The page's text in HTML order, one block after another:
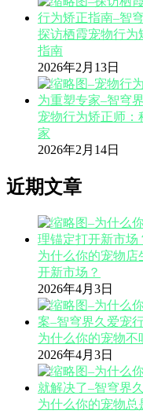
探访栖霞宠物行为
指南
2026年2月13日
宠物行为矫正师
家
2026年2月14日
近期文章
为什么你的宠物
开新市场？
2026年4月3日
为什么你的宠物不
2026年4月3日
为什么你的宠物总